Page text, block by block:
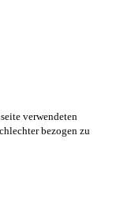
verwendeten
bezogen zu